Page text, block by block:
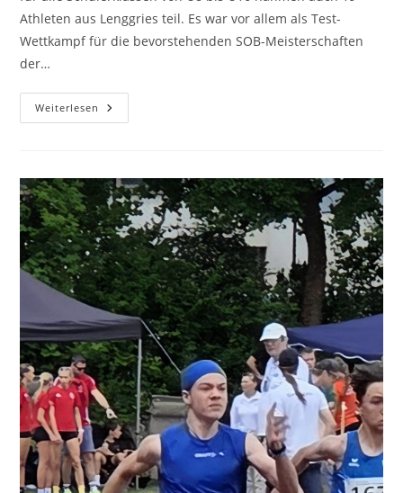
Athleten aus Lenggries teil. Es war vor allem als Test-
Wettkampf für die bevorstehenden SOB-Meisterschaften
der…
Weiterlesen